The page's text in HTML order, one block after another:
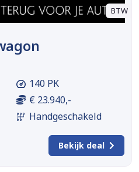
BTW
140 PK
€ 23.940,-
Handgeschakeld
Bekijk deal